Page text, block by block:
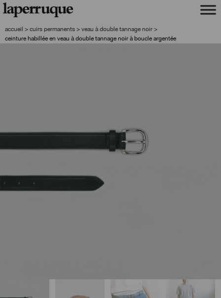
aller
navigation
aller
au
accueil > cuirs permanents > veau à double tannage noir >
ceinture habillée en veau à double tannage noir à boucle argentée